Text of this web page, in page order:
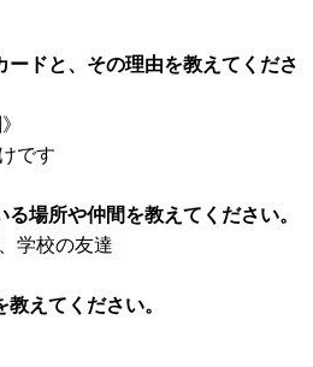
ードと、その理由を教えてくださ
です
場所や仲間を教えてください。
学校の友達
えてください。